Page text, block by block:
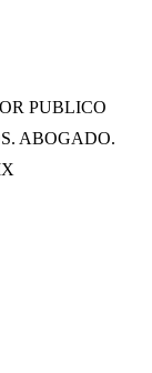
PUBLICO
ABOGADO.